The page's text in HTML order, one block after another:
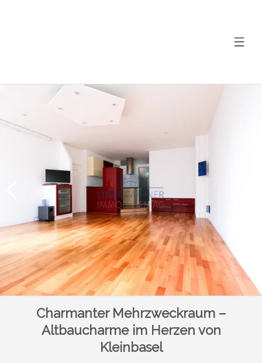
Charmanter Mehrzweckraum –
Altbaucharme im Herzen von
Kleinbasel